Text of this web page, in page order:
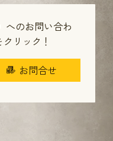
へのお問い合わ
リック！
お問合せ